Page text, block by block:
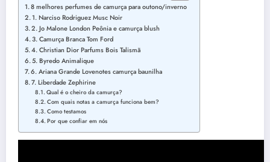
8 melhores perfumes de camurça para outono/inverno
1. Narciso Rodriguez Musc Noir
2. Jo Malone London Peônia e camurça blush
3. Camurça Branca Tom Ford
4. Christian Dior Parfums Bois Talismã
5. Byredo Animalique
6. Ariana Grande Lovenotes camurça baunilha
7. Liberdade Zephirine
Qual é o cheiro da camurça?
Com quais notas a camurça funciona bem?
Como testamos
Por que confiar em nós